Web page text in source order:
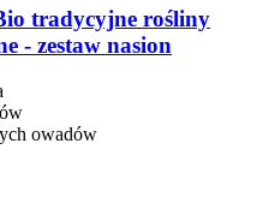
tradycyjne rośliny
-​ zestaw nasion
owadów